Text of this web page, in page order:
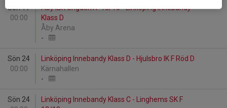
Sön 17
00:00
Åby IBK Ungdom F 13/15 - Linköping Innebandy
Klass D
Åby Arena
-
Sön 24
00:00
Linköping Innebandy Klass D - Hjulsbro IK F Röd D
Kärnahallen
-
Sön 24
Linköping Innebandy Klass C - Linghems SK F